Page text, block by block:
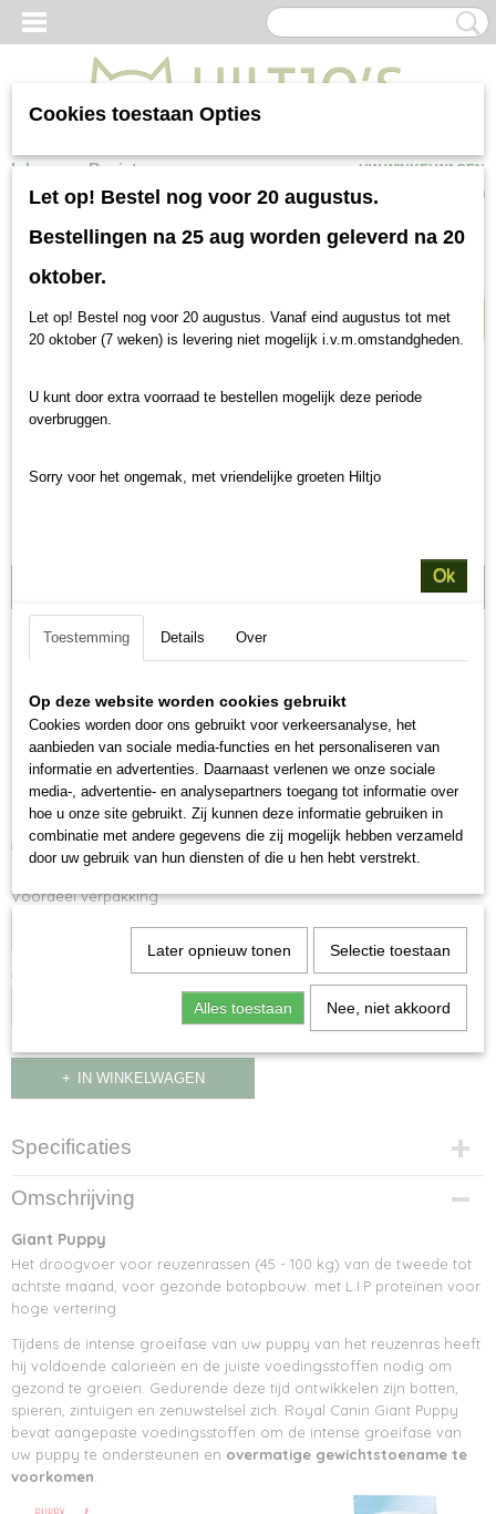
Inloggen Registreren UW WINKELWAGEN
Geen producten (0)
Bonusbag
Giant Puppy
€ 65,95 (inclusief btw 21%)
Voordeel verpakking
IN WINKELWAGEN
Specificaties
Netto gewicht
17,00 Kg
Bruto gewicht
17,00 Kg
Omschrijving
Giant Puppy
Het droogvoer voor reuzenrassen (45 - 100 kg) van de tweede tot
achtste maand, voor gezonde botopbouw. met L.I.P proteïnen voor
hoge vertering.
Tijdens de intense groeifase van uw puppy van het reuzenras heeft
hij voldoende calorieën en de juiste voedingsstoffen nodig om
gezond te groeien. Gedurende deze tijd ontwikkelen zijn botten,
spieren, zintuigen en zenuwstelsel zich. Royal Canin Giant Puppy
bevat aangepaste voedingsstoffen om de intense groeifase van
uw puppy te ondersteunen en overmatige gewichtstoename te
voorkomen
Cookies toestaan Opties
Let op! Bestel nog voor 20 augustus.
Bestellingen na 25 aug worden geleverd na 20
oktober.
Let op! Bestel nog voor 20 augustus. Vanaf eind augustus tot met
20 oktober (7 weken) is levering niet mogelijk i.v.m.omstandgheden.
U kunt door extra voorraad te bestellen mogelijk deze periode
overbruggen.
Sorry voor het ongemak, met vriendelijke groeten Hiltjo
Ok
Toestemming Details Over
Op deze website worden cookies gebruikt
Cookies worden door ons gebruikt voor verkeersanalyse, het
aanbieden van sociale media-functies en het personaliseren van
informatie en advertenties. Daarnaast verlenen we onze sociale
media-, advertentie- en analysepartners toegang tot informatie over
hoe u onze site gebruikt. Zij kunnen deze informatie gebruiken in
combinatie met andere gegevens die zij mogelijk hebben verzameld
door uw gebruik van hun diensten of die u hen hebt verstrekt.
Later opnieuw tonen Selectie toestaan
Alles toestaan Nee, niet akkoord